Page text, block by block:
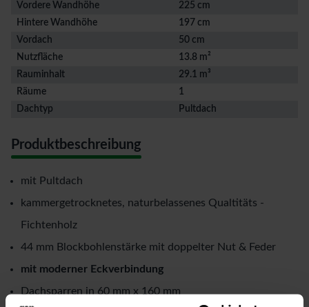
Vordere Wandhöhe
225 cm
Hintere Wandhöhe
197 cm
Vordach
50 cm
Nutzfläche
13.8 m²
Rauminhalt
29.1 m³
Räume
1
Dachtyp
Pultdach
Produktbeschreibung
mit Pultdach
kammergetrocknetes, naturbelassenes Qualtitäts -
Fichtenholz
44 mm Blockbohlenstärke mit doppelter Nut & Feder
mit moderner Eckverbindung
Dachsparren in 60 mm x 160 mm